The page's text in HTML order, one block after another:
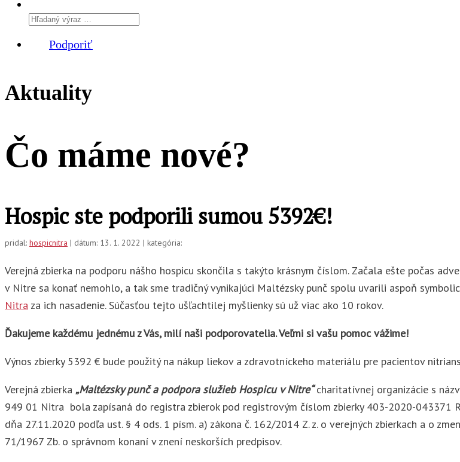
Podporiť
Aktuality
Čo máme nové?
Hospic ste podporili sumou 5392€!
pridal: hospicnitra | dátum: 13. 1. 2022 | kategória:
Verejná zbierka na podporu nášho hospicu skončila s takýto krásnym číslom. Začala ešte počas
v Nitre sa konať nemohlo, a tak sme tradičný vynikajúci Maltézsky punč spolu uvarili aspoň
Nitra za ich nasadenie. Súčasťou tejto ušľachtilej myšlienky sú už viac ako 10 rokov.
Ďakujeme každému jednému z Vás, milí naši podporovatelia. Veľmi si vašu pomoc vážime!
Výnos zbierky 5392 € bude použitý na nákup liekov a zdravotníckeho materiálu pre pacientov
Verejná zbierka „Maltézsky punč a podpora služieb Hospicu v Nitre“charitatívnej organizácie s
949 01 Nitra bola zapísaná do registra zbierok pod registrovým číslom zbierky 403-2020-043371
dňa 27.11.2020 podľa ust. § 4 ods. 1 písm. a) zákona č. 162/2014 Z. z. o verejných zbierkach a o
71/1967 Zb. o správnom konaní v znení neskorších predpisov.